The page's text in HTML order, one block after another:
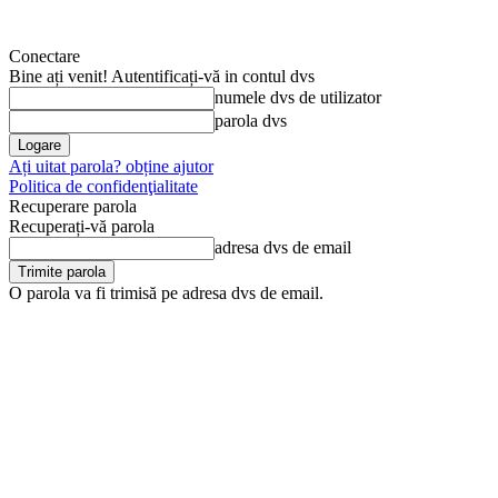
Conectare
Bine ați venit! Autentificați-vă in contul dvs
numele dvs de utilizator
parola dvs
Ați uitat parola? obține ajutor
Politica de confidenţialitate
Recuperare parola
Recuperați-vă parola
adresa dvs de email
O parola va fi trimisă pe adresa dvs de email.